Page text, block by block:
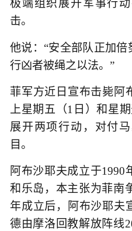
极端组织展开军事行
击。
他说：“安全部队正加
行凶者被绳之以法。”
菲军方近日宣布击毙阿
上星期五（1日）和星
展开两项行动，对付
目。
阿布沙耶夫成立于1990
和乐岛，本主张为菲南
年成立后，阿布沙耶夫
德由摩洛回教解放阵线